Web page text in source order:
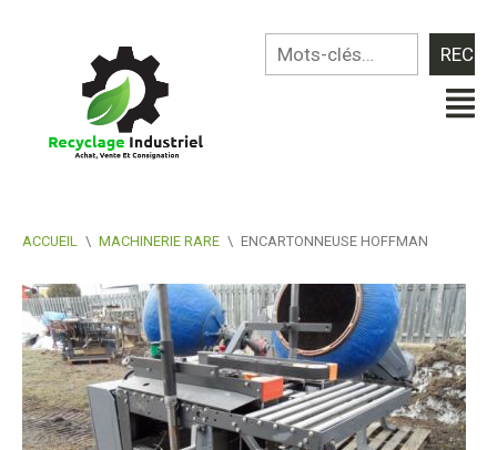
ACCUEIL \ MACHINERIE RARE \ ENCARTONNEUSE HOFFMAN